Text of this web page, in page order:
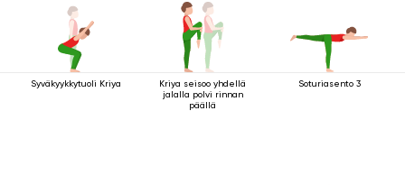
Syväkyykkytuoli Kriya
Kriya seisoo yhdellä
jalalla polvi rinnan
päällä
Soturiasento 3